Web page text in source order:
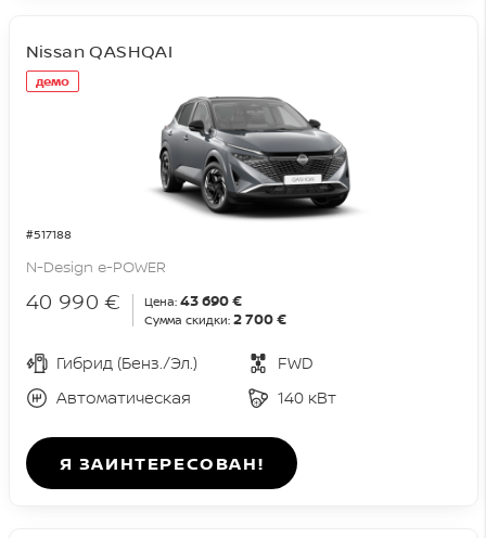
демо
#517188
Nissan QASHQAI
N-Design e-POWER
40 990 € Цена: 43 690 €
Сумма скидки: 2 700 €
Гибрид (Бенз./Эл.)
FWD
Автоматическая
140 кВт
Я ЗАИНТЕРЕСОВАН!